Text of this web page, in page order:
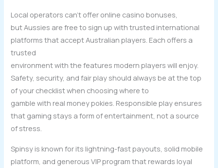
Local operators can’t offer online casino bonuses,
but Aussies are free to sign up with trusted international
platforms that accept Australian players. Each offers a
trusted
environment with the features modern players will enjoy.
Safety, security, and fair play should always be at the top
of your checklist when choosing where to
gamble with real money pokies. Responsible play ensures
that gaming stays a form of entertainment, not a source
of stress.
Spinsy is known for its lightning-fast payouts, solid mobile
platform, and generous VIP program that rewards loyal